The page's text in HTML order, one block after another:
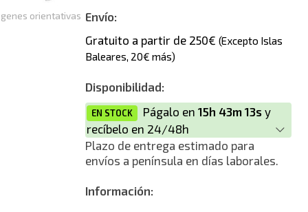
Envío:
Gratuito a partir de 250€ (Excepto Islas
Baleares, 20€ más)
Disponibilidad:
EN STOCK Págalo en 15h 43m 13s y
recíbelo en 24/48h
Plazo de entrega estimado para
envíos a península en días laborales.
Información:
orientativas